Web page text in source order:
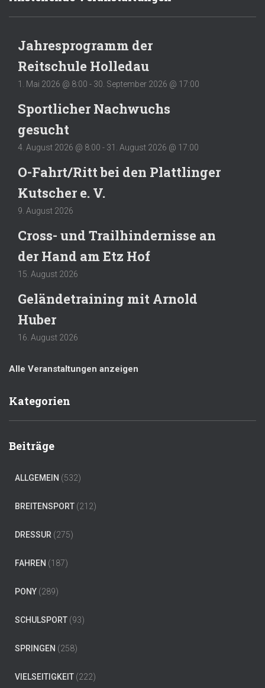
Jahresprogramm der
Reitschule Holledau
1. Mai 2026 @ 8:00 - 30. September 2026 @ 17:00
Sportlicher Nachwuchs
gesucht
4. August 2026 @ 8:00 - 31. August 2026 @ 17:00
O-Fahrt/Ritt bei den Plattlinger
Kutscher e. V.
9. August 2026
Cross- und Trailhindernisse an
der Hand am Etz Hof
15. August 2026
Geländetraining mit Arnold
Huber
16. August 2026
Alle Veranstaltungen anzeigen
Kategorien
Beiträge
ALLGEMEIN (532)
BREITENSPORT (212)
DRESSUR (275)
FAHREN (187)
PONY (289)
SCHULSPORT (93)
SPRINGEN (258)
VIELSEITIGKEIT (222)